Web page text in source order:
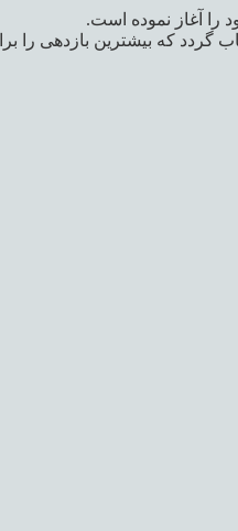
را آغاز نموده است.
گردد که بیشترین بازدهی را